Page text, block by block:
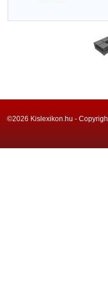
©2026 Kislexikon.hu -